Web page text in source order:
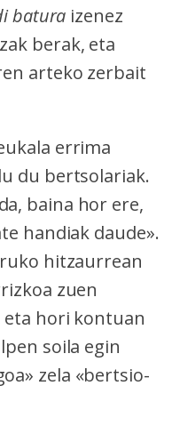
batura izenez
berak, eta
arteko zerbait
errima
du bertsolariak.
baina hor ere,
handiak daude».
hitzaurrean
zuen
eta hori kontuan
soila egin
zela «bertsio-